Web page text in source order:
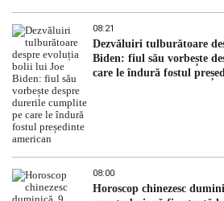
08:21
Dezvăluiri tulburătoare
Biden: fiul său vorbește
care le îndură fostul
08:00
Horoscop chinezesc